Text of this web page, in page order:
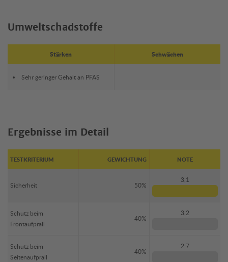
Umweltschadstoffe
Stärken Schwächen
Sehr geringer Gehalt an PFAS
Ergebnisse im Detail
TESTKRITERIUM GEWICHTUNG NOTE
Sicherheit 50%
3,1
Schutz beim
Frontaufprall
40%
3,2
Schutz beim
Seitenaufprall
40%
2,7